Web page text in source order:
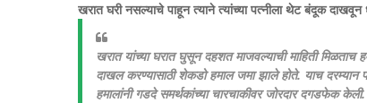
खरात घरी नसल्याचे पाहून त्याने त्यांच्या पत्नीला थेट बंदूक
खरात यांच्या घरात घुसून दहशत माजवल्याची माहिती
दाखल करण्यासाठी शेकडो हमाल जमा झाले होते. याच दरम्यान
हमालांनी गडदे समर्थकांच्या चारचाकीवर जोरदार दगडफेक